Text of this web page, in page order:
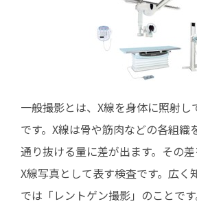
一般撮影とは、X線を身体に照射し
です。X線は骨や筋肉などの各組織
通り抜ける量に差が出ます。その
X線写真として表す検査です。広く
では「レントゲン撮影」のことです